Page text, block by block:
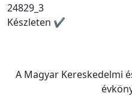
24829_3
Készleten ✔
A Magyar Kereskedelmi